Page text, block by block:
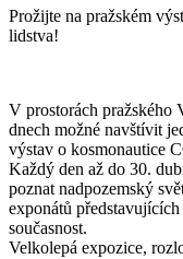
Prožijte na pražském
lidstva!
V prostorách pražského
dnech možné navštívit
výstav o kosmonautice
Každý den až do 30.
poznat nadpozemský
exponátů
současnost.
Velkolepá expozice,